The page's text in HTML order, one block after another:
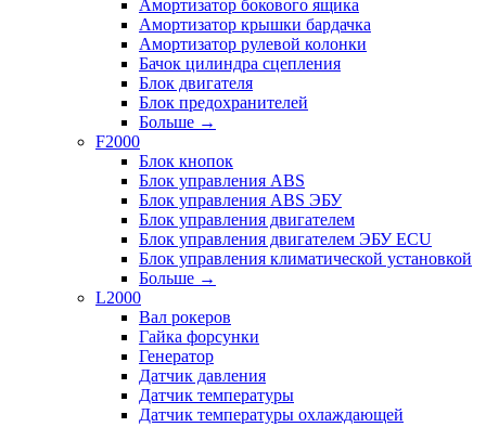
Амортизатор бокового ящика
Амортизатор крышки бардачка
Амортизатор рулевой колонки
Бачок цилиндра сцепления
Блок двигателя
Блок предохранителей
Больше →
F2000
Блок кнопок
Блок управления ABS
Блок управления ABS ЭБУ
Блок управления двигателем
Блок управления двигателем ЭБУ ECU
Блок управления климатической установкой
Больше →
L2000
Вал рокеров
Гайка форсунки
Генератор
Датчик давления
Датчик температуры
Датчик температуры охлаждающей